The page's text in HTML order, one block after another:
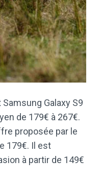
Galaxy S9
de 179€ à 267€.
proposée par le
179€. Il est
à partir de 149€